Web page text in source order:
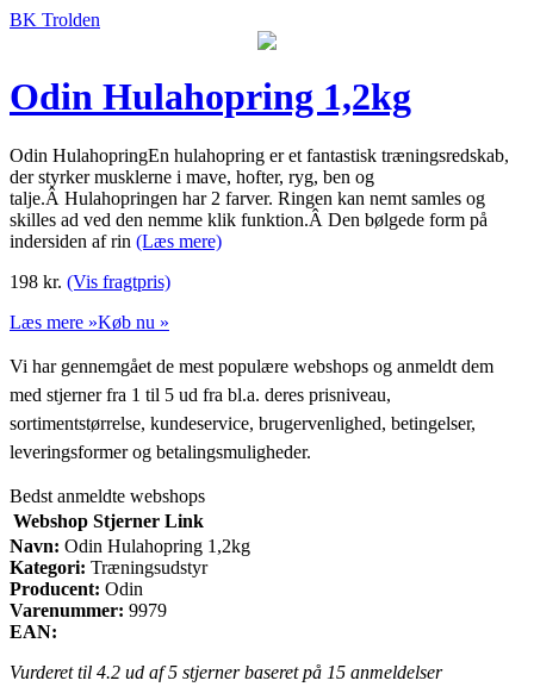
BK Trolden
Odin Hulahopring 1,2kg
Odin HulahopringEn hulahopring er et fantastisk træningsredskab,
der styrker musklerne i mave, hofter, ryg, ben og
talje.Â Hulahopringen har 2 farver. Ringen kan nemt samles og
skilles ad ved den nemme klik funktion.Â Den bølgede form på
indersiden af rin (Læs mere)
198 kr. (Vis fragtpris)
Læs mere »Køb nu »
Vi har gennemgået de mest populære webshops og anmeldt dem
med stjerner fra 1 til 5 ud fra bl.a. deres prisniveau,
sortimentstørrelse, kundeservice, brugervenlighed, betingelser,
leveringsformer og betalingsmuligheder.
Bedst anmeldte webshops
Webshop Stjerner Link
Navn: Odin Hulahopring 1,2kg
Kategori: Træningsudstyr
Producent: Odin
Varenummer: 9979
EAN:
Vurderet til 4.2 ud af 5 stjerner baseret på 15 anmeldelser